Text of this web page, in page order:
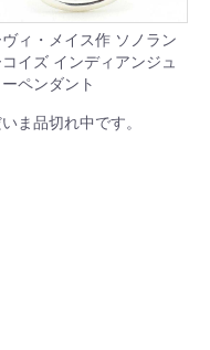
ィ・メイス作 ソノラン
コイズ インディアンジュ
ペンダント
ま品切れ中です。